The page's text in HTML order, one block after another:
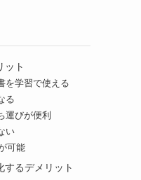
ット
を学習で使える
る
運びが便利
い
可能
るデメリット